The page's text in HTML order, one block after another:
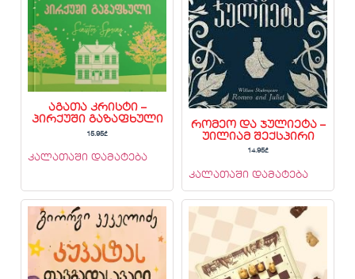
აგათა კრისტი –
პირქუში გაზაფხული
15.95₾
კალათაში დამატება
რომეო და ჯულიეტა –
უილიამ შექსპირი
14.95₾
კალათაში დამატება